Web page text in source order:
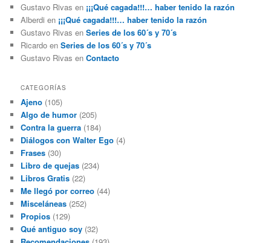
Gustavo Rivas en ¡¡¡Qué cagada!!!… haber tenido la razón
Alberdi en ¡¡¡Qué cagada!!!… haber tenido la razón
Gustavo Rivas enSeries de los 60´s y 70´s
Ricardo enSeries de los 60´s y 70´s
Gustavo Rivas enContacto
CATEGORÍAS
Ajeno (105)
Algo de humor (205)
Contra la guerra (184)
Diálogos con Walter Ego (4)
Frases (30)
Libro de quejas (234)
Libros Gratis (22)
Me llegó por correo (44)
Misceláneas (252)
Propios (129)
Qué antiguo soy (32)